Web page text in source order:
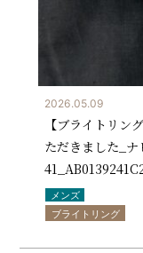
2026.05.09
【ブライトリン
ただきました_
メンズ
ブライトリング